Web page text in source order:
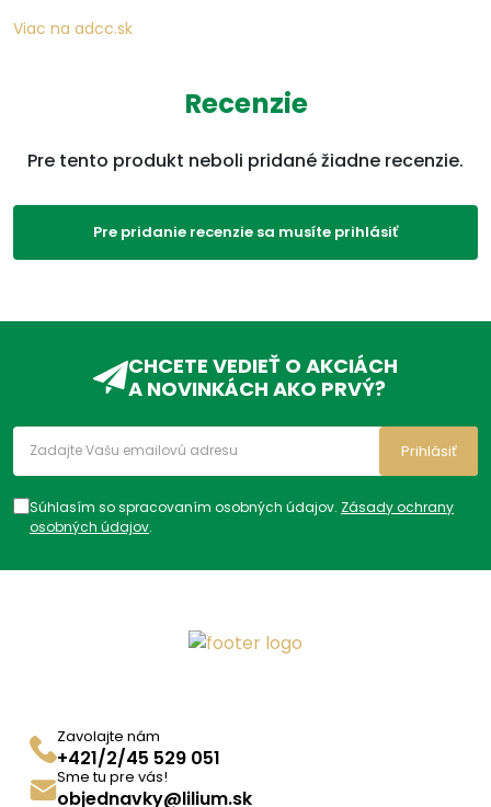
Viac na adcc.sk
Sladidlá
ADC Klasifikácia:
VD, VDA, VDA12, VDA12Z,
VDA12ZC,
Sladidlo pri hnačkách,
Stéviové sladidlo
Recenzie
Pre tento produkt neboli pridané žiadne recenzie.
Pre pridanie recenzie sa musíte prihlásiť
CHCETE VEDIEŤ O AKCIÁCH
A NOVINKÁCH AKO PRVÝ?
Súhlasím so spracovaním osobných údajov. Zásady ochrany
osobných údajov.
Prihlásiť
Zavolajte nám
+421/2/45 529 051
Sme tu pre vás!
objednavky@lilium.sk